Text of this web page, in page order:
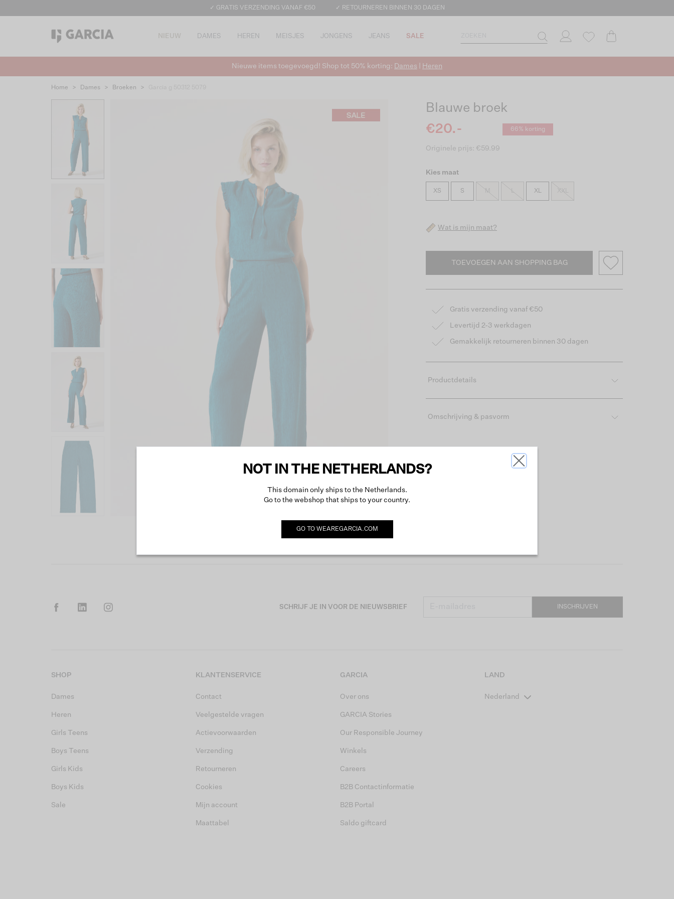
✓ GRATIS VERZENDING VANAF €50 ✓ RETOURNEREN BINNEN 30 DAGEN
NIEUW DAMES HEREN MEISJES JONGENS JEANS SALE
Nieuwe items toegevoegd! Shop tot 50% korting: Dames Heren
Home > Dames > Broeken >
Blauwe broek
€20.-
66% korting
Originele prijs: €59.99
Kies maat
XS S M XL XXL
Wat is mijn maat?
TOEVOEGEN AAN SHOPPING BAG
Gratis verzending vanaf €50
Levertijd 2-3 werkdagen
Gemakkelijk retourneren binnen 30 dagen
Productdetails
Omschrijving & pasvorm
SCHRIJF JE IN VOOR DE NIEUWSBRIEF INSCHRIJVEN
SHOP
Dames
Heren
Girls Teens
Boys Teens
Girls Kids
Boys Kids
Sale
KLANTENSERVICE
Contact
Veelgestelde vragen
Actievoorwaarden
Verzending
Retourneren
Cookies
Mijn account
Maattabel
GARCIA
Over ons
GARCIA Stories
Our Responsible Journey
Winkels
Careers
B2B Contactinformatie
B2B Portal
Saldo giftcard
LAND
Nederland
NOT IN THE NETHERLANDS?
This domain only ships to the Netherlands.
Go to the webshop that ships to your country.
GO TO WEAREGARCIA.COM